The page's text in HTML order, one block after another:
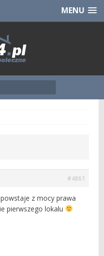
CHCĘ [klik]MENU
#4861
z mocy prawa
pierwszego lokalu